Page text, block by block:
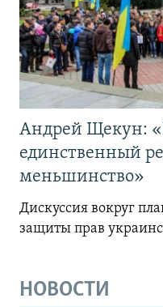
Андрей Щекун:
единственный
меньшинство»
Дискуссия вокруг
защиты прав
НОВОСТИ